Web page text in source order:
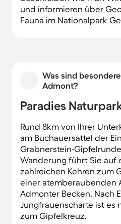
und informieren über
Fauna im Nationalpark
Was sind
Admont?
Paradies
Rund 8km von Ihrer
am Buchauersattel der
Grabnerstein-
Wanderung führt Sie auf
zahlreichen Kehren zum
einer atemberaubenden
Admonter Becken. Nach
Jungfrauenscharte ist es
zum Gipfelkreuz.